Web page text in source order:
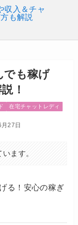
でも稼げ
！
在宅チャットレディ
27日
ます。